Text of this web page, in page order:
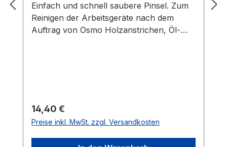
Einfach und schnell saubere Pinsel. Zum
Reinigen der Arbeitsgeräte nach dem
Auftrag von Osmo Holzanstrichen, Öl-
Regulärer Preis:
14,40 €
Preise inkl. MwSt. zzgl. Versandkosten